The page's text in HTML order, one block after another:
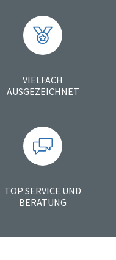
VIELFACH
AUSGEZEICHNET
TOP SERVICE UND
BERATUNG